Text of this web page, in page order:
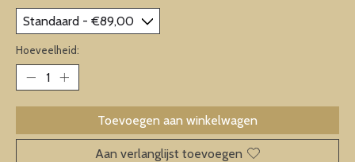
Hoeveelheid:
Toevoegen aan winkelwagen
Aan verlanglijst toevoegen